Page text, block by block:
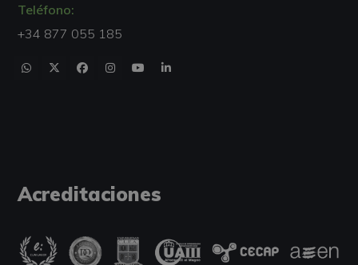
Teléfono:
+34 877 055 185
Acreditaciones